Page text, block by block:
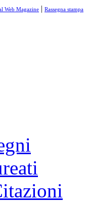
Web Magazine | Rassegna stampa